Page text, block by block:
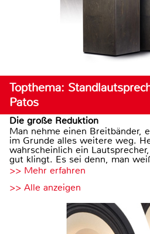
Topthema:
Patos
Die große Reduktion
Man nehme einen Breitbänder,
im Grunde alles weitere weg.
wahrscheinlich ein
gut klingt. Es sei denn, man
>> Mehr erfahren
>> Alle anzeigen